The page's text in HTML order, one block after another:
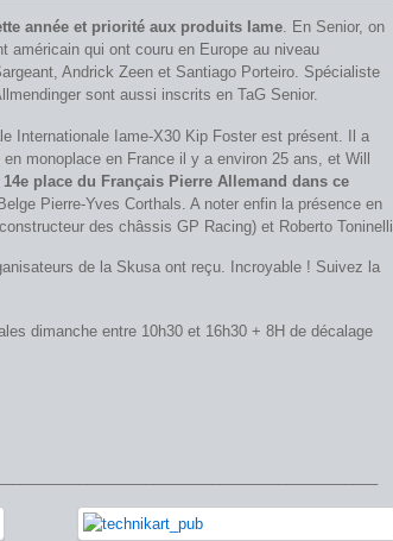
année et priorité aux produits Iame. En Senior, on
américain qui ont couru en Europe au niveau
Andrick Zeen et Santiago Porteiro. Spécialiste
sont aussi inscrits en TaG Senior.
Internationale Iame-X30 Kip Foster est présent. Il a
monoplace en France il y a environ 25 ans, et Will
14e place du Français Pierre Allemand dans ce
Pierre-Yves Corthals. A noter enfin la présence en
des châssis GP Racing) et Roberto Toninelli.
de la Skusa ont reçu. Incroyable ! Suivez la
dimanche entre 10h30 et 16h30 + 8H de décalage